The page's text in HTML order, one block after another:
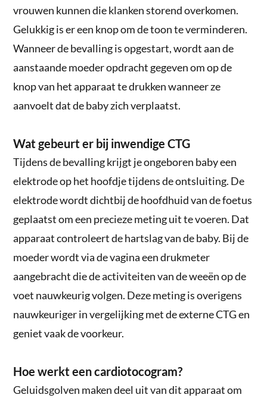
vrouwen kunnen die klanken storend overkomen.
Gelukkig is er een knop om de toon te verminderen.
Wanneer de bevalling is opgestart, wordt aan de
aanstaande moeder opdracht gegeven om op de
knop van het apparaat te drukken wanneer ze
aanvoelt dat de baby zich verplaatst.
Wat gebeurt er bij inwendige CTG
Tijdens de bevalling krijgt je ongeboren baby een
elektrode op het hoofdje tijdens de ontsluiting. De
elektrode wordt dichtbij de hoofdhuid van de foetus
geplaatst om een precieze meting uit te voeren. Dat
apparaat controleert de hartslag van de baby. Bij de
moeder wordt via de vagina een drukmeter
aangebracht die de activiteiten van de weeën op de
voet nauwkeurig volgen. Deze meting is overigens
nauwkeuriger in vergelijking met de externe CTG en
geniet vaak de voorkeur.
Hoe werkt een cardiotocogram?
Geluidsgolven maken deel uit van dit apparaat om